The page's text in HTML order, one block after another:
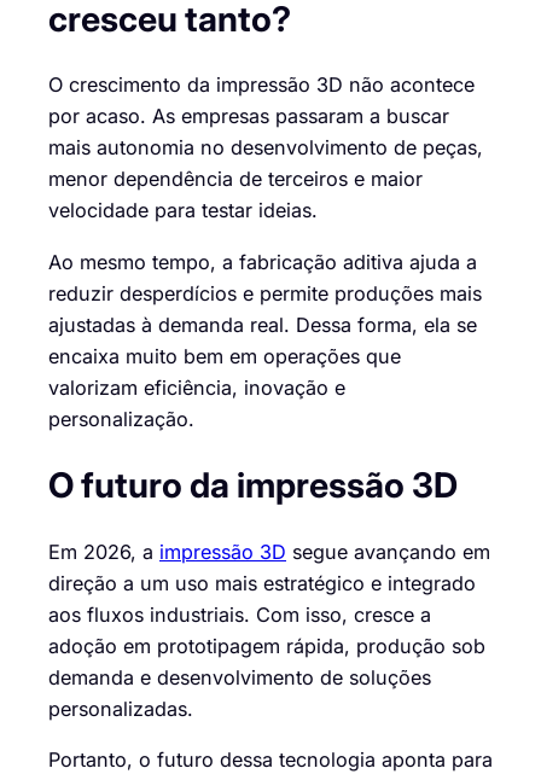
cresceu tanto?
O crescimento da impressão 3D não acontece
por acaso. As empresas passaram a buscar
mais autonomia no desenvolvimento de peças,
menor dependência de terceiros e maior
velocidade para testar ideias.
Ao mesmo tempo, a fabricação aditiva ajuda a
reduzir desperdícios e permite produções mais
ajustadas à demanda real. Dessa forma, ela se
encaixa muito bem em operações que
valorizam eficiência, inovação e
personalização.
O futuro da impressão 3D
Em 2026, a impressão 3D segue avançando em
direção a um uso mais estratégico e integrado
aos fluxos industriais. Com isso, cresce a
adoção em prototipagem rápida, produção sob
demanda e desenvolvimento de soluções
personalizadas.
Portanto, o futuro dessa tecnologia aponta para